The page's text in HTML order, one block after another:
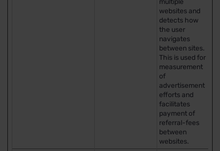
multiple
websites and
detects how
the user
navigates
between sites.
This is used for
measurement
of
advertisement
efforts and
facilitates
payment of
referral-fees
between
websites.